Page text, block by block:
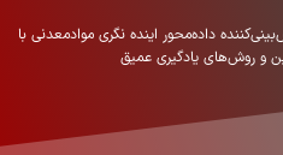
داده‌محور اینده نگری موادمعدنی با
و روش‌های یادگیری عمیق